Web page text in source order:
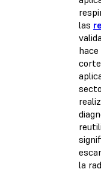
las
la